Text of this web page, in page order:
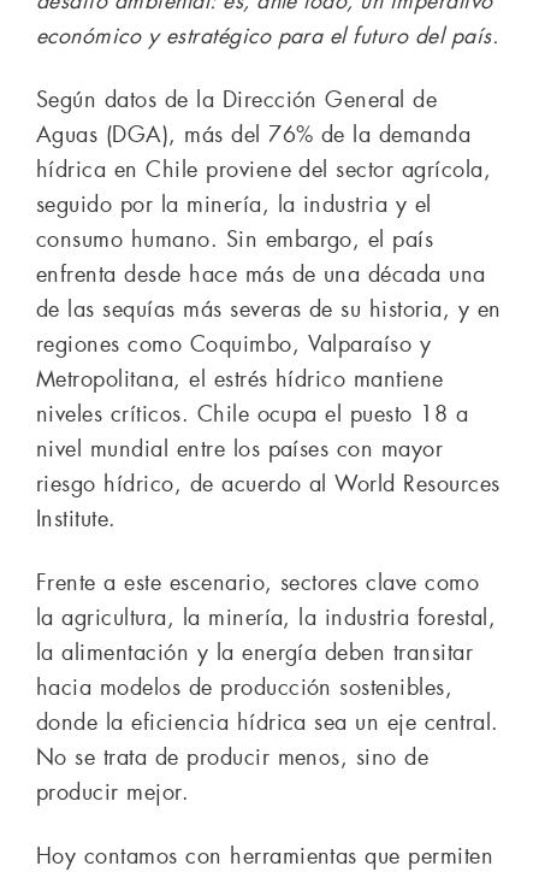
económico y estratégico para el futuro del país.
Según datos de la Dirección General de
Aguas (DGA), más del 76% de la demanda
hídrica en Chile proviene del sector agrícola,
seguido por la minería, la industria y el
consumo humano. Sin embargo, el país
enfrenta desde hace más de una década una
de las sequías más severas de su historia, y en
regiones como Coquimbo, Valparaíso y
Metropolitana, el estrés hídrico mantiene
niveles críticos. Chile ocupa el puesto 18 a
nivel mundial entre los países con mayor
riesgo hídrico, de acuerdo al World Resources
Institute.
Frente a este escenario, sectores clave como
la agricultura, la minería, la industria forestal,
la alimentación y la energía deben transitar
hacia modelos de producción sostenibles,
donde la eficiencia hídrica sea un eje central.
No se trata de producir menos, sino de
producir mejor.
Hoy contamos con herramientas que permiten